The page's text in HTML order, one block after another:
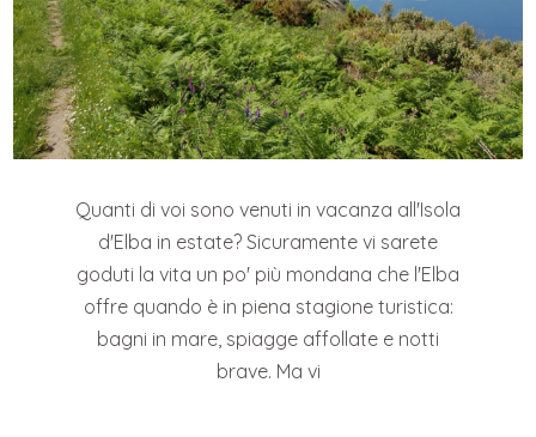
Quanti di voi sono venuti in vacanza all'Isola
d'Elba in estate? Sicuramente vi sarete
goduti la vita un po' più mondana che l'Elba
offre quando è in piena stagione turistica:
bagni in mare, spiagge affollate e notti
brave. Ma vi